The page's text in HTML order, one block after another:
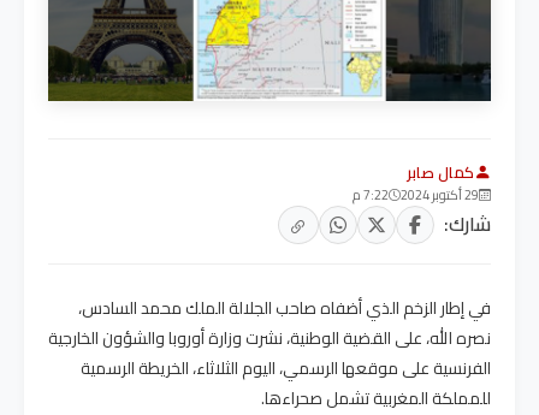
كمال صابر
29 أكتوبر 2024 7:22 م
شارك:
في إطار الزخم الذي أضفاه صاحب الجلالة الملك محمد السادس،
نصره الله، على القضية الوطنية، نشرت وزارة أوروبا والشؤون الخارجية
الفرنسية على موقعها الرسمي، اليوم الثلاثاء، الخريطة الرسمية
للمملكة المغربية تشمل صحراءها.